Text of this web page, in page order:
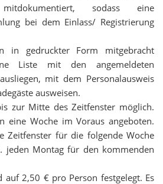
mitdokumentiert, sodass eine
bei dem Einlass/ Registrierung
in gedruckter Form mitgebracht
Liste mit den angemeldeten
mit dem Personalausweis
ausweisen.
zur Mitte des Zeitfenster möglich.
eine Woche im Voraus angeboten.
Zeitfenster für die folgende Woche
jeden Montag für den kommenden
auf 2,50 € pro Person festgelegt. Es